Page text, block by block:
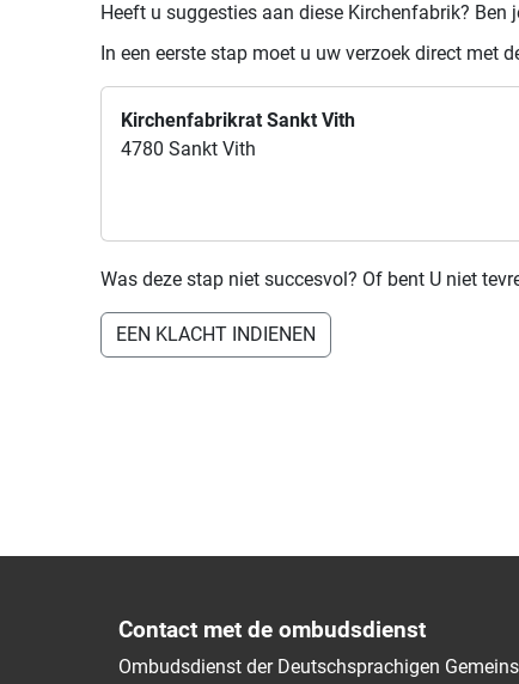
Heeft u suggesties aan diese Kirchenfabrik? Ben
In een eerste stap moet u uw verzoek direct met
Kirchenfabrikrat Sankt Vith
4780 Sankt Vith
Was deze stap niet succesvol? Of bent U niet
EEN KLACHT INDIENEN
Contact met de ombudsdienst
Ombudsdienst der Deutschsprachigen